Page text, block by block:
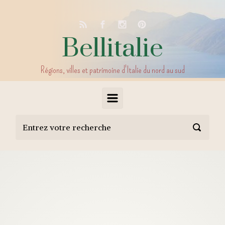
Bellitalie
Régions, villes et patrimoine d'Italie du nord au sud